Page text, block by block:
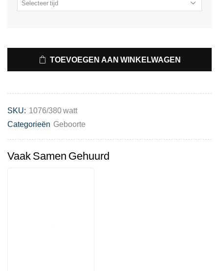
TOEVOEGEN AAN WINKELWAGEN
SKU: 1076/380 watt
Categorieën Geboorte
Vaak Samen Gehuurd